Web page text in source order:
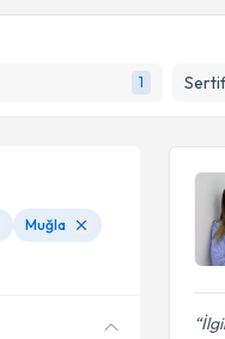
1
Muğla